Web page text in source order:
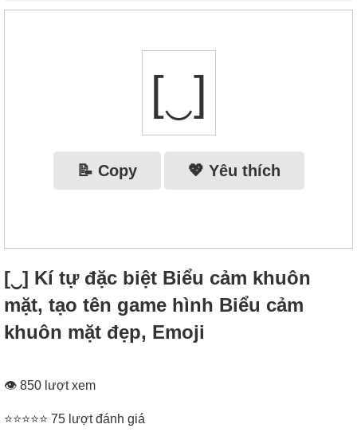
[‿]
📝 Copy 💖 Yêu thích
[‿] Kí tự đặc biệt Biểu cảm khuôn
mặt, tạo tên game hình Biểu cảm
khuôn mặt đẹp, Emoji
👁 850 lượt xem
⭐⭐⭐⭐⭐ 75 lượt đánh giá